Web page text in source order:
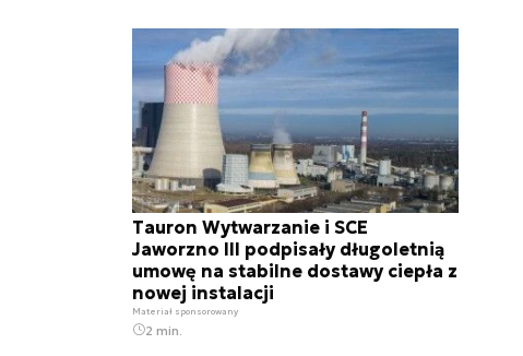
Tauron Wytwarzanie i SCE
Jaworzno III podpisały długoletnią
umowę na stabilne dostawy ciepła z
nowej instalacji
Materiał sponsorowany
2 min.